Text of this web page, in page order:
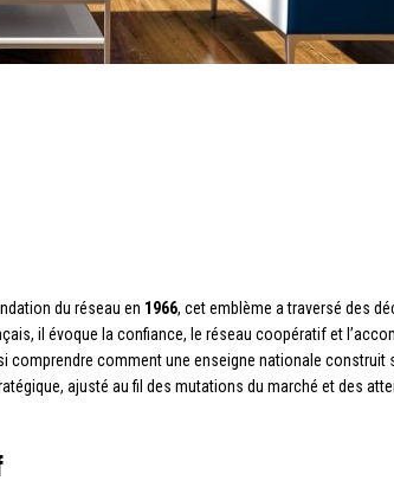
du réseau en 1966, cet emblème a traversé des
il évoque la confiance, le réseau coopératif et
comprendre comment une enseigne nationale construit
ajusté au fil des mutations du marché et des